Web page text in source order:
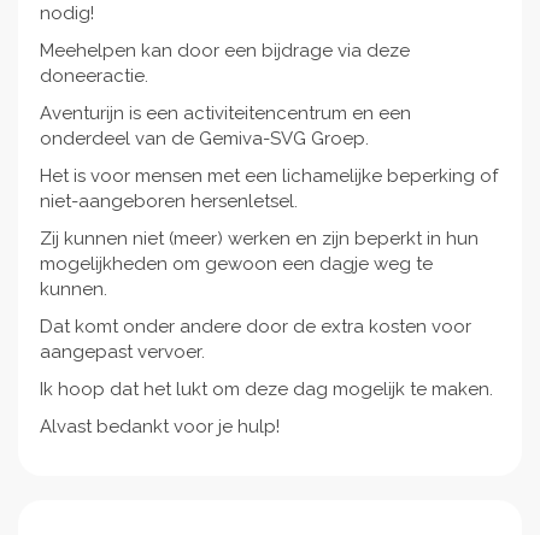
nodig!
Meehelpen kan door een bijdrage via deze
doneeractie.
Aventurijn is een activiteitencentrum en een
onderdeel van de Gemiva-SVG Groep.
Het is voor mensen met een lichamelijke beperking of
niet-aangeboren hersenletsel.
Zij kunnen niet (meer) werken en zijn beperkt in hun
mogelijkheden om gewoon een dagje weg te
kunnen.
Dat komt onder andere door de extra kosten voor
aangepast vervoer.
Ik hoop dat het lukt om deze dag mogelijk te maken.
Alvast bedankt voor je hulp!